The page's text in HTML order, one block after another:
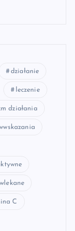
działanie
leczenie
działania
C